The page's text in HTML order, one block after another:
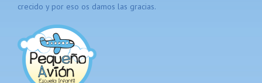
crecido y por eso os damos las gracias.